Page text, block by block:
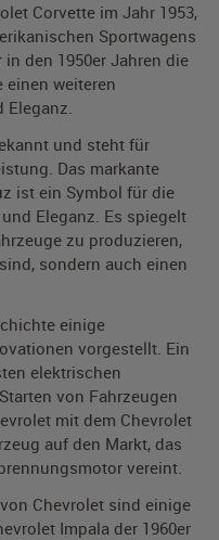
Corvette im Jahr 1953,
Sportwagens
den 1950er Jahren die
einen weiteren
Eleganz.
und steht für
Das markante
ist ein Symbol für die
Eleganz. Es spiegelt
zu produzieren,
sondern auch einen
einige
vorgestellt. Ein
elektrischen
von Fahrzeugen
mit dem Chevrolet
auf den Markt, das
vereint.
Chevrolet sind einige
Impala der 1960er